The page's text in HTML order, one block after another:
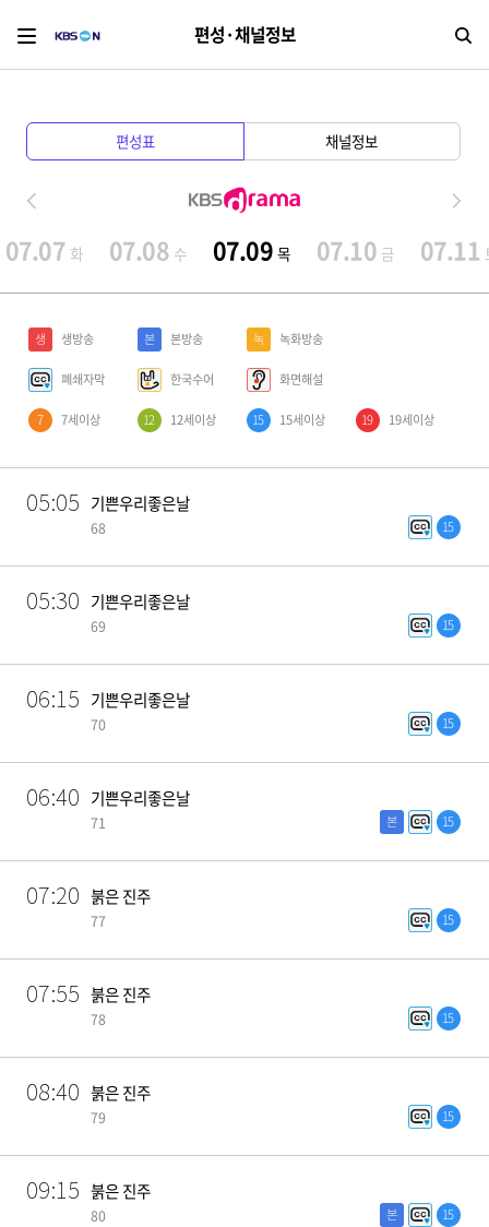
편성·채널정보 검
편성표 채널정보
07.07 화 07.08 수 07.09 목 07.10 금 07.11
생 생방송 본 본방송 녹 녹화방송
폐쇄자막 한국수어 화면해설
7 7세이상 12 12세이상 15 15세이상 19 19세이상
05:05 기쁜우리좋은날
68 15
05:30 기쁜우리좋은날
69 15
06:15 기쁜우리좋은날
70 15
06:40 기쁜우리좋은날
71 본 15
07:20 붉은 진주
77 15
07:55 붉은 진주
78 15
08:40 붉은 진주
79 15
09:15 붉은 진주
80 본 15